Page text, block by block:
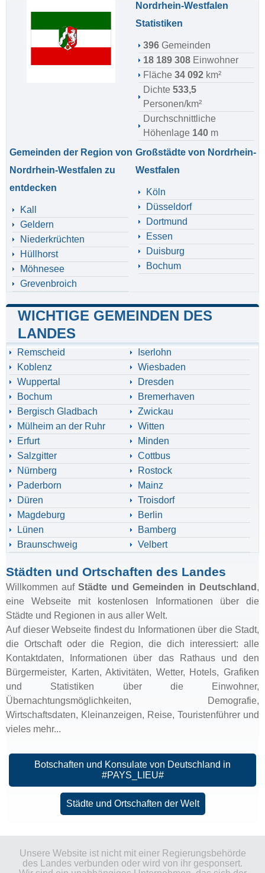
Nordrhein-Westfalen
Statistiken
396 Gemeinden
18 189 308 Einwohner
Fläche 34 092 km²
Dichte 533,5
Personen/km²
Durchschnittliche
Höhenlage 140 m
Gemeinden der Region von
Nordrhein-Westfalen zu
entdecken
Kall
Geldern
Niederkrüchten
Hüllhorst
Möhnesee
Grevenbroich
Großstädte von Nordrhein-
Westfalen
Köln
Düsseldorf
Dortmund
Essen
Duisburg
Bochum
WICHTIGE GEMEINDEN DES
LANDES
Remscheid
Iserlohn
Koblenz
Wiesbaden
Wuppertal
Dresden
Bochum
Bremerhaven
Bergisch Gladbach
Zwickau
Mülheim an der Ruhr
Witten
Erfurt
Minden
Salzgitter
Cottbus
Nürnberg
Rostock
Paderborn
Mainz
Düren
Troisdorf
Magdeburg
Berlin
Lünen
Bamberg
Braunschweig
Velbert
Städten und Ortschaften des Landes
Willkommen aufStädte und Gemeinden in Deutschland ,
eine Webseite mit kostenlosen Informationen über die
Städte und Regionen in aus aller Welt.
Auf dieser Webseite findest du Informationen über die Stadt,
die Ortschaft oder die Region, die dich interessiert: alle
Kontaktdaten, Informationen über das Rathaus und den
Bürgermeister, Karten, Aktivitäten, Wetter, Hotels, Grafiken
und Statistiken über die Einwohner,
Übernachtungsmöglichkeiten, Demografie,
Wirtschaftsdaten, Kleinanzeigen, Reise, Touristenführer und
vieles mehr...
Botschaften und Konsulate von Deutschland in
#PAYS_LIEU#
Städte und Ortschaften der Welt
Unsere Website ist nicht mit einer Regierungsbehörde
des Landes verbunden oder wird von ihr gesponsert.